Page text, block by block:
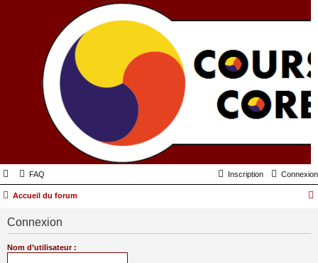
FAQ Connexion
Inscription
Accueil du forum
Connexion
Nom d’utilisateur :